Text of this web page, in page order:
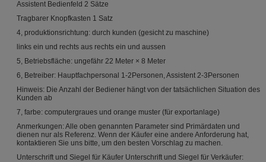
Assistent Bedienfeld 2 Sätze
Tragbarer Knopfkasten 1 Satz
4, produktionsrichtung: durch kunden (gesicht zu maschine)
links ein und rechts aus rechts ein und aussen
5, Betriebsfläche: ungefähr 22 Meter × 8 Meter
6, Betreiber: Hauptfachpersonal 1-2Personen, Assistent 2-3Personen
Hinweis: Die Anzahl der Bediener hängt von der tatsächlichen Situation des
Kunden ab
7, farbe: computergraues und orange muster (für exportanlage)
Anmerkungen: Alle oben genannten Parameter sind Primärdaten und
dienen nur als Referenz. Wenn der Käufer eine andere Anforderung hat,
kontaktieren Sie uns bitte, um den besten Vorschlag zu machen.
Unterschrift und Siegel für Käufer Unterschrift und Siegel für Verkäufer: